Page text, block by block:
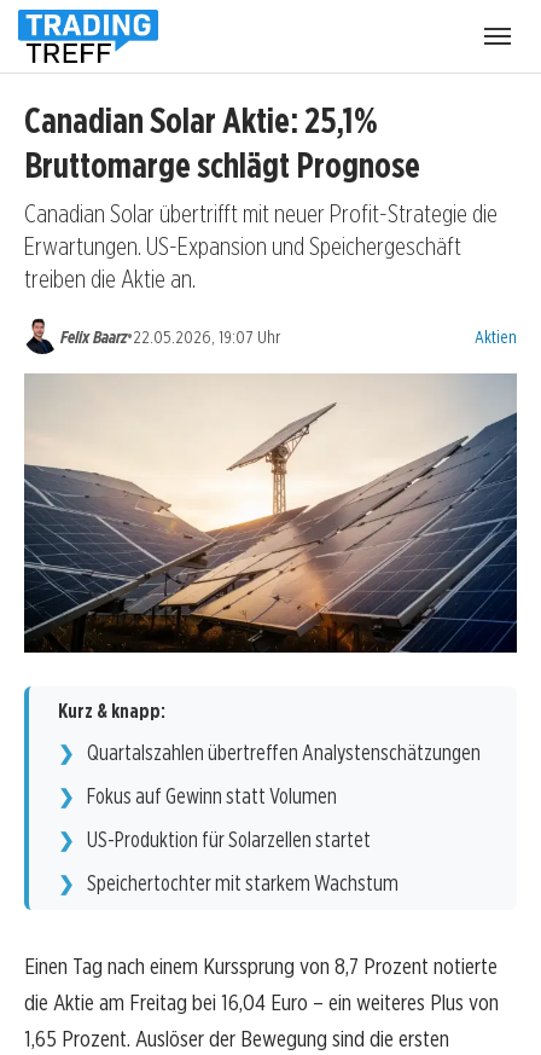
Canadian Solar Aktie: 25,1%
Bruttomarge schlägt Prognose
Canadian Solar übertrifft mit neuer Profit-Strategie die
Erwartungen. US-Expansion und Speichergeschäft
treiben die Aktie an.
Felix Baarz•22.05.2026, 19:07 Uhr Aktien
Kurz & knapp:
Quartalszahlen übertreffen Analystenschätzungen
Fokus auf Gewinn statt Volumen
US-Produktion für Solarzellen startet
Speichertochter mit starkem Wachstum
Einen Tag nach einem Kurssprung von 8,7 Prozent notierte
die Aktie am Freitag bei 16,04 Euro – ein weiteres Plus von
1,65 Prozent. Auslöser der Bewegung sind die ersten